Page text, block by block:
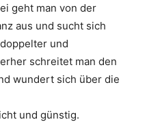
geht man von der
aus und sucht sich
und
schreitet man den
wundert sich über die
und günstig.